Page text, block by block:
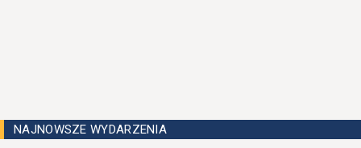
NAJNOWSZE WYDARZENIA